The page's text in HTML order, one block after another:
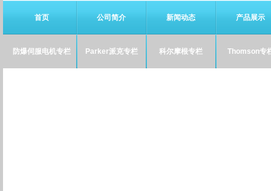
首页 公司简介 新闻动态 产品展示
防爆伺服电机专栏 Parker派克专栏 科尔摩根专栏 Thomson专